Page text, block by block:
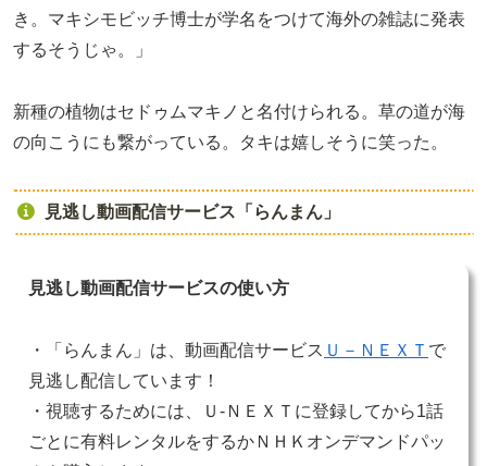
き。マキシモビッチ博士が学名をつけて海外の雑誌に発表
するそうじゃ。」
新種の植物はセドゥムマキノと名付けられる。草の道が海
の向こうにも繋がっている。タキは嬉しそうに笑った。
見逃し動画配信サービス「らんまん」
見逃し動画配信サービスの使い方
・「らんまん」は、動画配信サービス Ｕ－ＮＥＸＴ で
見逃し配信しています！
・視聴するためには、Ｕ-ＮＥＸＴに登録してから1話
ごとに有料レンタルをするかＮＨＫオンデマンドパッ